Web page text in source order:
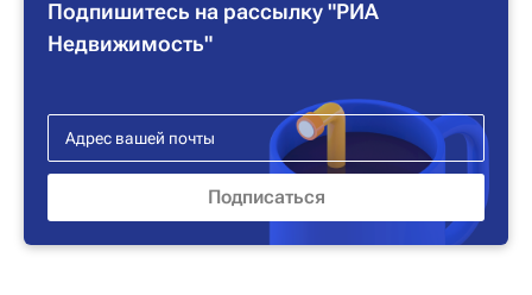
Подпишитесь на рассылку "РИА
Недвижимость"